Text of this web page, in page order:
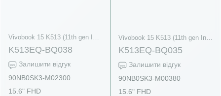
Vivobook 15 K513 (11th gen Intel)
K513EQ-BQ038
Залишити відгук
90NB0SK3-M02300
15.6" FHD
Vivobook 15 K513 (11th gen Intel)
K513EQ-BQ035
Залишити відгук
90NB0SK3-M00380
15.6" FHD